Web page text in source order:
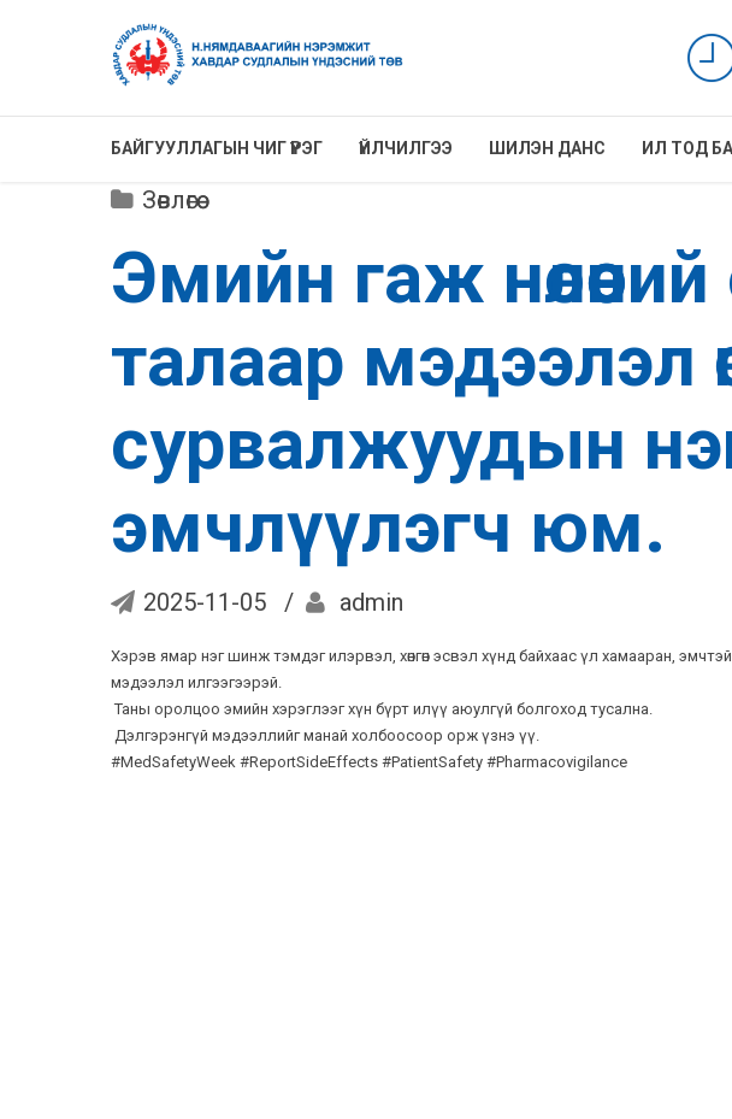
БАЙГУУЛЛАГЫН ЧИГ ҮҮРЭГ ҮЙЛЧИЛГЭЭ ШИЛЭН ДАНС ИЛ ТОД
Зөвлөгөө
Эмийн гаж
талаар мэдээлэл
сурвалжуудын нэг
эмчлүүлэгч юм.
2025-11-05 admin
Хэрэв ямар нэг шинж тэмдэг илэрвэл, хөнгөн эсвэл хүнд байхаас үл хамааран,
мэдээлэл илгээгээрэй.
Таны оролцоо эмийн хэрэглээг хүн бүрт илүү аюулгүй болгоход тусална.
Дэлгэрэнгүй мэдээллийг манай холбоосоор орж үзнэ үү.
#MedSafetyWeek #ReportSideEffects #PatientSafety #Pharmacovigilance